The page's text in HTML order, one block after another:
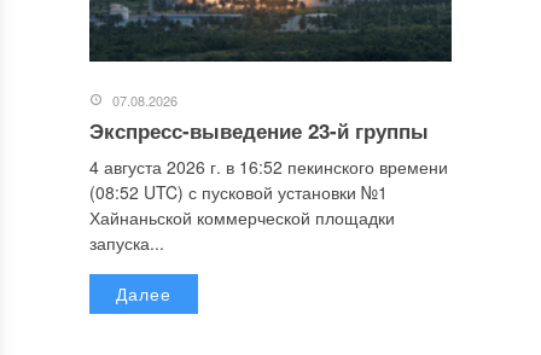
07.08.2026
Экспресс-выведение 23-й группы
4 августа 2026 г. в 16:52 пекинского времени
(08:52 UTC) с пусковой установки №1
Хайнаньской коммерческой площадки
запуска...
Далее